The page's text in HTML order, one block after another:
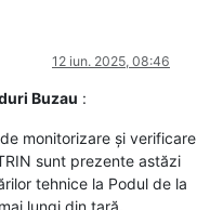
12 iun. 2025, 08:46
Buzau :
monitorizare și verificare
sunt prezente astăzi
tehnice la Podul de la
lungi din țară.